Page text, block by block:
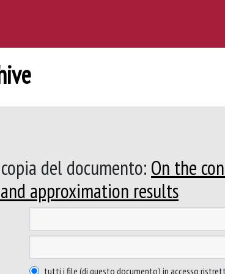
del documento: On the
approximation results
tutti i file (di questo documento) in accesso